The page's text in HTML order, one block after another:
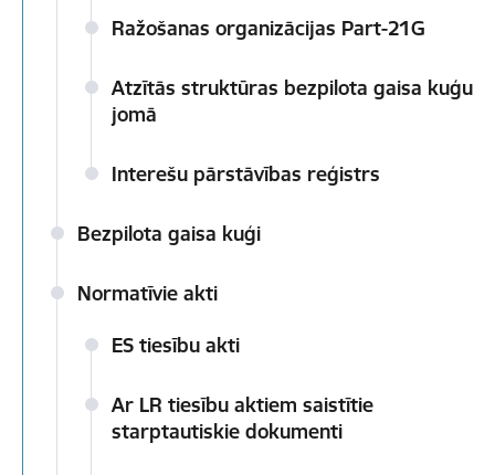
Ražošanas organizācijas Part-21G
Atzītās struktūras bezpilota gaisa kuģu
jomā
Interešu pārstāvības reģistrs
Bezpilota gaisa kuģi
Normatīvie akti
ES tiesību akti
Ar LR tiesību aktiem saistītie
starptautiskie dokumenti